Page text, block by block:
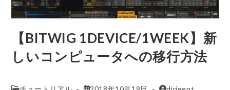
【BITWIG 1DEVICE/1WEEK】新
しいコンピュータへの移行方法